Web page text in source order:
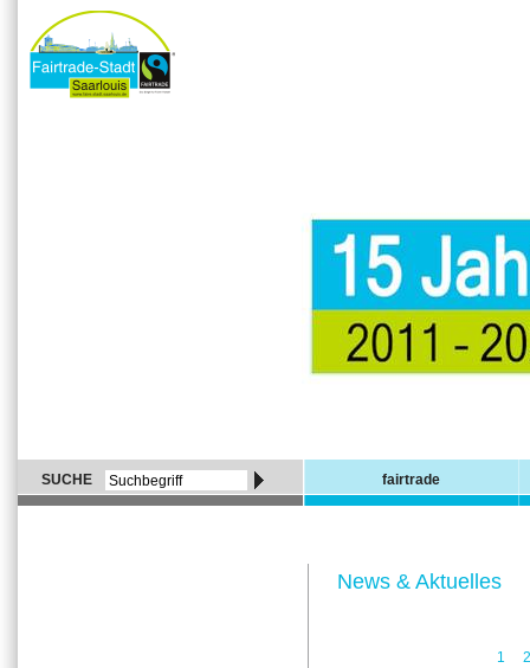
SUCHE fairtrade
News & Aktuelles
1